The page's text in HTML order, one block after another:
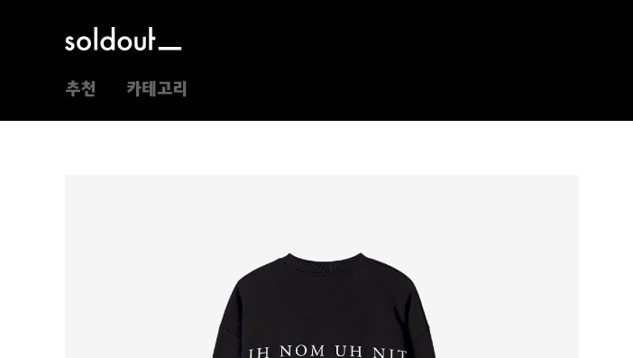
추천 카테고리